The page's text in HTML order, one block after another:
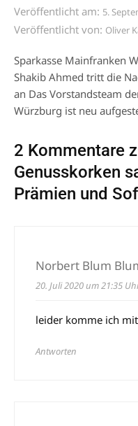
Veröffentlicht am: 5.
Veröffentlicht von: Oliver
Sparkasse Mainfranken
Shakib Ahmed tritt die
an Das Vorstandsteam
Würzburg ist neu
2 Kommentare
Genusskorken
Prämien und
Norbert Blum
20. Juli 2020 um 21:35
leider komme ich
Antworten